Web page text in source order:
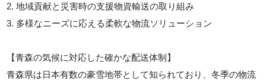
2. 地域貢献と災害時の支援物資輸送の取り組み
3. 多様なニーズに応える柔軟な物流ソリューション
【青森の気候に対応した確かな配送体制】
青森県は日本有数の豪雪地帯として知られており、冬季の物流